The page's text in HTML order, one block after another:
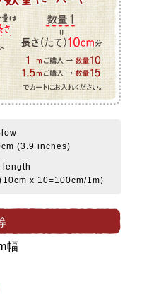
(3.9 inches)
length
x 10=100cm/1m)
幅